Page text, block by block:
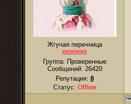
Жгучая перечница
Группа: Проверенные
Сообщений: 26420
Репутация: 8
Статус: Offline